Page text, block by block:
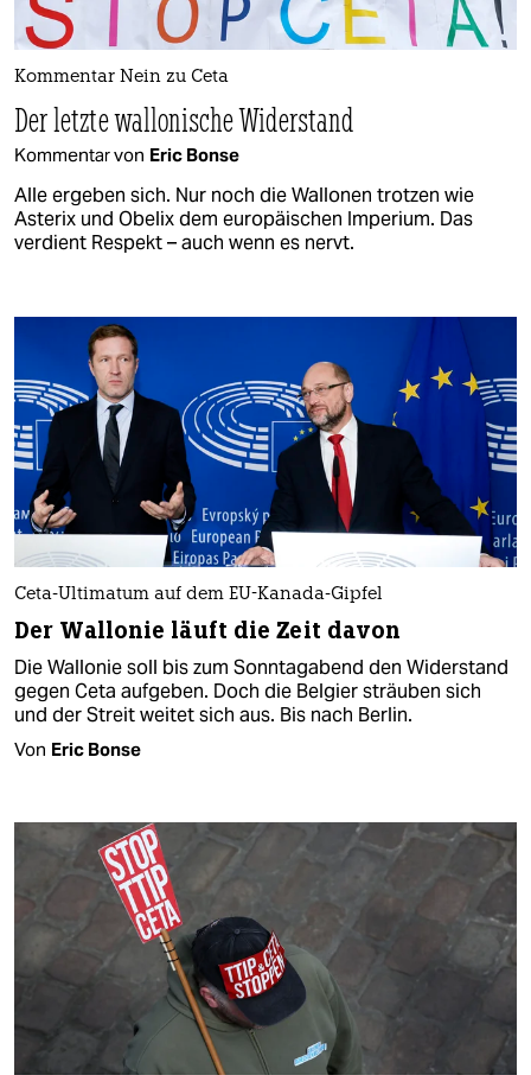
Kommentar Nein zu Ceta
Der letzte wallonische Widerstand
Kommentar von Eric Bonse
Alle ergeben sich. Nur noch die Wallonen trotzen wie
Asterix und Obelix dem europäischen Imperium. Das
verdient Respekt – auch wenn es nervt.
Ceta-Ultimatum auf dem EU-Kanada-Gipfel
Der Wallonie läuft die Zeit davon
Die Wallonie soll bis zum Sonntagabend den Widerstand
gegen Ceta aufgeben. Doch die Belgier sträuben sich
und der Streit weitet sich aus. Bis nach Berlin.
Von Eric Bonse